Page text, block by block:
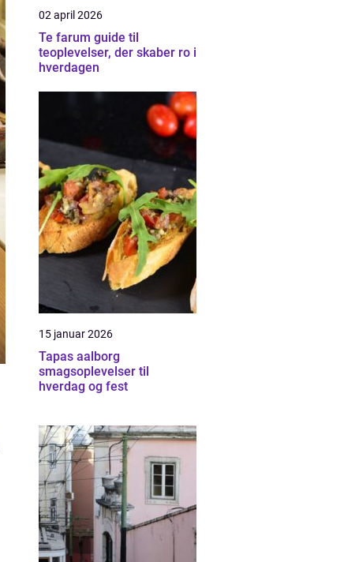
02 april 2026
Te farum guide til
teoplevelser, der skaber ro i
hverdagen
15 januar 2026
Tapas aalborg
smagsoplevelser til
hverdag og fest